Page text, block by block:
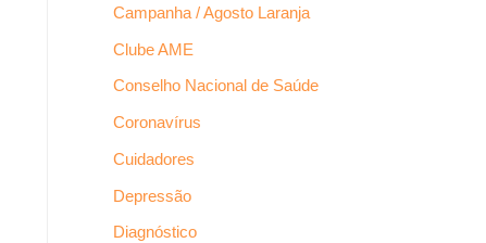
Campanha / Agosto Laranja
Clube AME
Conselho Nacional de Saúde
Coronavírus
Cuidadores
Depressão
Diagnóstico